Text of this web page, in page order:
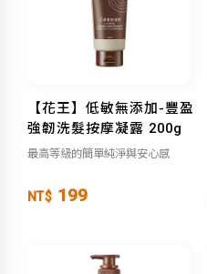
【花王】低敏無添加-豐盈
強韌洗髮按摩凝露 200g
最高等級的簡單純淨與安心感
NT$ 199